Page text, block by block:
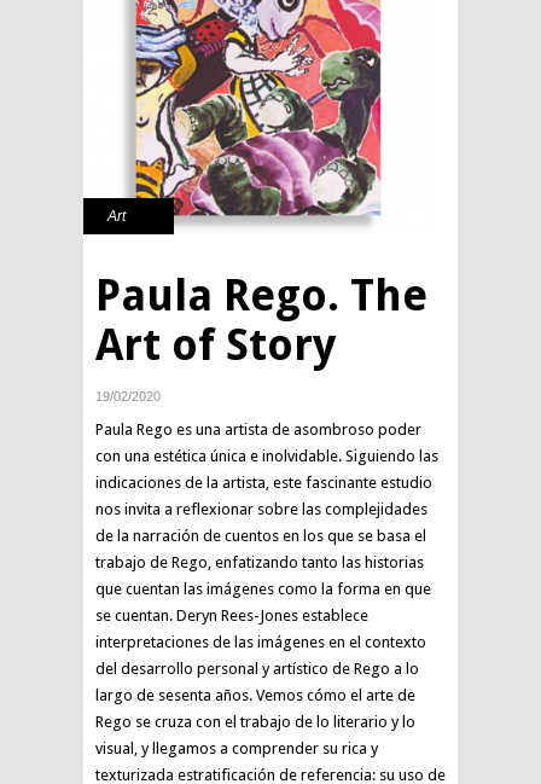
Art
Paula Rego. The
Art of Story
19/02/2020
Paula Rego es una artista de asombroso poder
con una estética única e inolvidable. Siguiendo las
indicaciones de la artista, este fascinante estudio
nos invita a reflexionar sobre las complejidades
de la narración de cuentos en los que se basa el
trabajo de Rego, enfatizando tanto las historias
que cuentan las imágenes como la forma en que
se cuentan. Deryn Rees-Jones establece
interpretaciones de las imágenes en el contexto
del desarrollo personal y artístico de Rego a lo
largo de sesenta años. Vemos cómo el arte de
Rego se cruza con el trabajo de lo literario y lo
visual, y llegamos a comprender su rica y
texturizada estratificación de referencia: su uso de